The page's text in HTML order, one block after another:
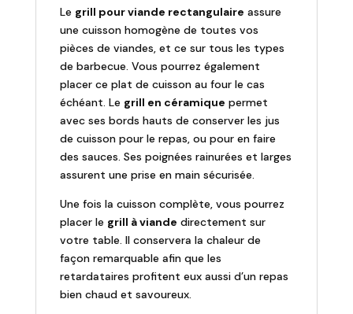
Le grill pour viande rectangulaire assure
une cuisson homogène de toutes vos
pièces de viandes, et ce sur tous les types
de barbecue. Vous pourrez également
placer ce plat de cuisson au four le cas
échéant. Le grill en céramique permet
avec ses bords hauts de conserver les jus
de cuisson pour le repas, ou pour en faire
des sauces. Ses poignées rainurées et larges
assurent une prise en main sécurisée.
Une fois la cuisson complète, vous pourrez
placer le grill à viande directement sur
votre table. Il conservera la chaleur de
façon remarquable afin que les
retardataires profitent eux aussi d’un repas
bien chaud et savoureux.